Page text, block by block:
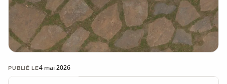
PUBLIÉ LE4 mai 2026